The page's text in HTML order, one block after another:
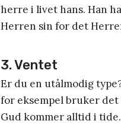
herre i livet hans. Han
Herren sin for det
3. Ventet
Er du en utålmodig
for eksempel bruker
Gud kommer alltid i